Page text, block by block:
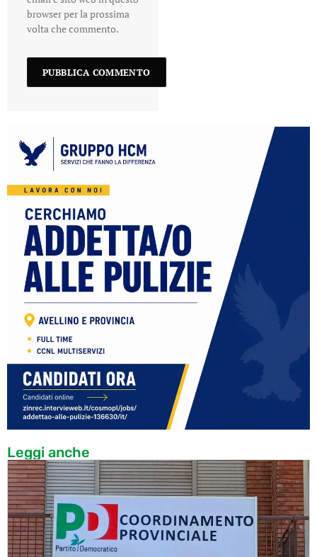
browser per la prossima
volta che commento.
Leggi anche